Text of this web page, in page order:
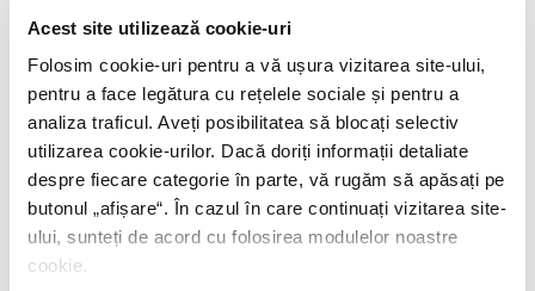
Acest site utilizează cookie-uri
Folosim cookie-uri pentru a vă ușura vizitarea site-ului,
pentru a face legătura cu rețelele sociale și pentru a
analiza traficul. Aveți posibilitatea să blocați selectiv
utilizarea cookie-urilor. Dacă doriți informații detaliate
despre fiecare categorie în parte, vă rugăm să apăsați pe
butonul „afișare“. În cazul în care continuați vizitarea site-
ului, sunteți de acord cu folosirea modulelor noastre
cookie.